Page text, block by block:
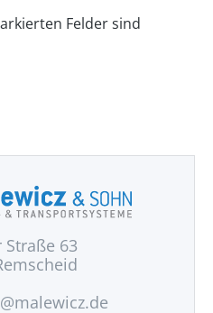
Felder sind
63